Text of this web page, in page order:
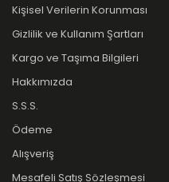
Kişisel Verilerin Korunması
Gizlilik ve Kullanım Şartları
Kargo ve Taşıma Bilgileri
Hakkımızda
S.S.S.
Ödeme
Alışveriş
Mesafeli Satış Sözleşmesi